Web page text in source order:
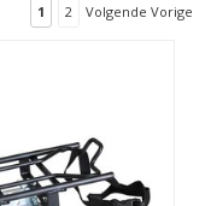
1 2 Volgende Vorige